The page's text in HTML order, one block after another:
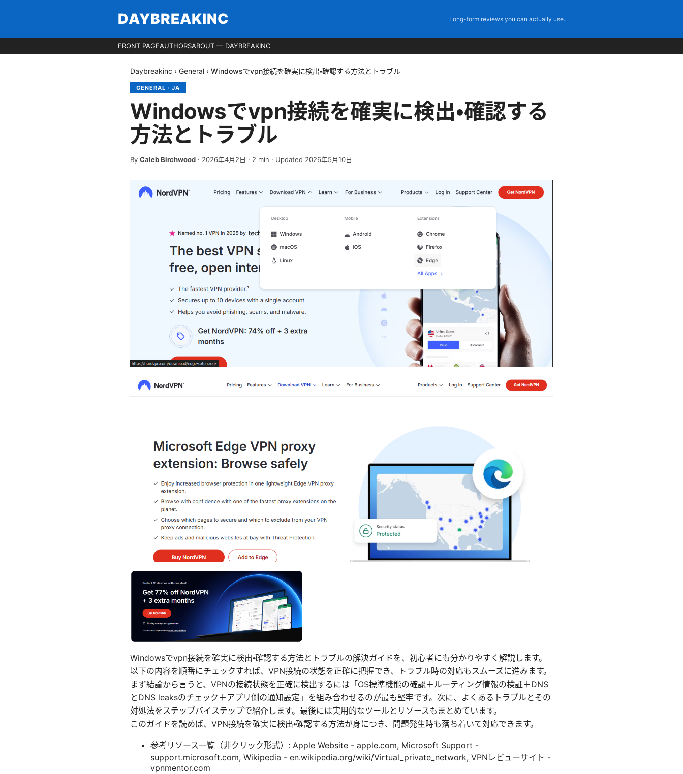
DAYBREAKINC Long-form reviews you can actually use.
FRONT PAGEAUTHORSABOUT — DAYBREAKINC
Daybreakinc › General › Windowsでvpn接続を確実に検出・確認する方法とトラブル
GENERAL · JA
Windowsでvpn接続を確実に検出・確認する
方法とトラブル
By Caleb Birchwood · 2026年4月2日 · 2 min · Updated 2026年5月10日
Windowsでvpn接続を確実に検出・確認する方法とトラブルの解決ガイドを、初心者にも分かりやすく解説します。
以下の内容を順番にチェックすれば、VPN接続の状態を正確に把握でき、トラブル時の対応もスムーズに進みます。
まず結論から言うと、VPNの接続状態を正確に検出するには「OS標準機能の確認＋ルーティング情報の検証＋DNS
とDNS leaksのチェック＋アプリ側の通知設定」を組み合わせるのが最も堅牢です。次に、よくあるトラブルとその
対処法をステップバイステップで紹介します。最後には実用的なツールとリソースもまとめています。
このガイドを読めば、VPN接続を確実に検出・確認する方法が身につき、問題発生時も落ち着いて対応できます。
参考リソース一覧（非クリック形式）: Apple Website - apple.com, Microsoft Support -
support.microsoft.com, Wikipedia - en.wikipedia.org/wiki/Virtual_private_network, VPNレビューサイト -
vpnmentor.com